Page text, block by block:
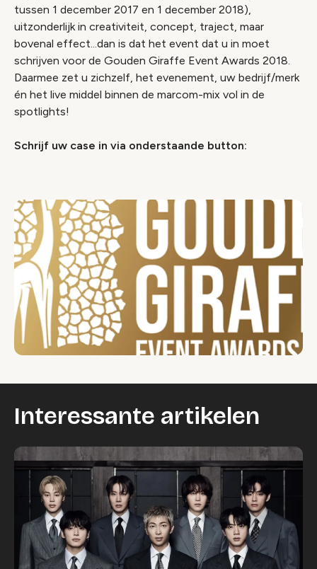
tussen 1 december 2017 en 1 december 2018),
uitzonderlijk in creativiteit, concept, traject, maar
bovenal effect...dan is dat het event dat u in moet
schrijven voor de Gouden Giraffe Event Awards 2018.
Daarmee zet u zichzelf, het evenement, uw bedrijf/merk
én het live middel binnen de marcom-mix vol in de
spotlights!
Schrijf uw case in via onderstaande button:
Interessante artikelen